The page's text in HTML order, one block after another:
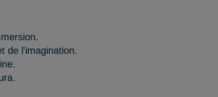
de l'imagination.